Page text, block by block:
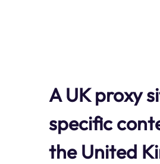
A UK proxy
specific
the United